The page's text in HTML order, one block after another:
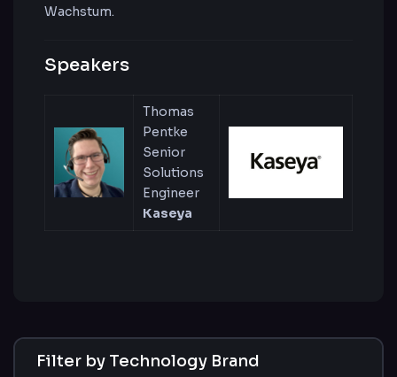
Wachstum.
Speakers
Thomas
Pentke
Senior
Solutions
Engineer
Kaseya
Filter by Technology Brand